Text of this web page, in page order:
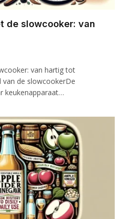
de slowcooker: van
van hartig tot
van de slowcookerDe
keukenapparaat…